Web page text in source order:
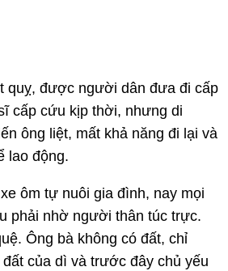
quỵ, được người dân đưa đi cấp
cấp cứu kịp thời, nhưng di
ông liệt, mất khả năng đi lại và
lao động.
ôm tự nuôi gia đình, nay mọi
phải nhờ người thân túc trực.
Ông bà không có đất, chỉ
của dì và trước đây chủ yếu